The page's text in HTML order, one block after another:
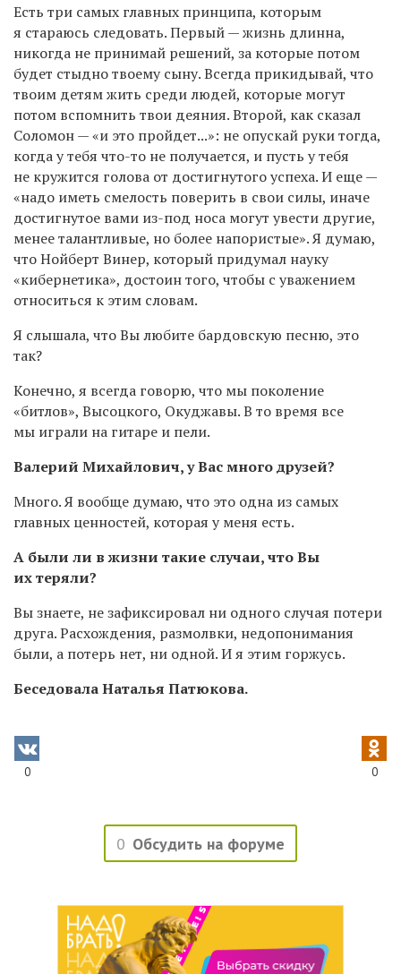
Есть три самых главных принципа, которым
я стараюсь следовать. Первый — жизнь длинна,
никогда не принимай решений, за которые потом
будет стыдно твоему сыну. Всегда прикидывай, что
твоим детям жить среди людей, которые могут
потом вспомнить твои деяния. Второй, как сказал
Соломон — «и это пройдет...»: не опускай руки тогда,
когда у тебя что-то не получается, и пусть у тебя
не кружится голова от достигнутого успеха. И еще —
«надо иметь смелость поверить в свои силы, иначе
достигнутое вами из-под носа могут увести другие,
менее талантливые, но более напористые». Я думаю,
что Нойберт Винер, который придумал науку
«кибернетика», достоин того, чтобы с уважением
относиться к этим словам.
Я слышала, что Вы любите бардовскую песню, это
так?
Конечно, я всегда говорю, что мы поколение
«битлов», Высоцкого, Окуджавы. В то время все
мы играли на гитаре и пели.
Валерий Михайлович, у Вас много друзей?
Много. Я вообще думаю, что это одна из самых
главных ценностей, которая у меня есть.
А были ли в жизни такие случаи, что Вы
их теряли?
Вы знаете, не зафиксировал ни одного случая потери
друга. Расхождения, размолвки, недопонимания
были, а потерь нет, ни одной. И я этим горжусь.
Беседовала Наталья Патюкова.
0 0
0 Обсудить на форуме